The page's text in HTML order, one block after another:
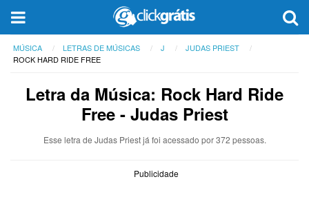
MÚSICA LETRAS DE MÚSICAS J
JUDAS PRIEST
ROCK HARD RIDE FREE
Letra da Música: Rock Hard Ride
Free - Judas Priest
Esse letra de Judas Priest já foi acessado por 372 pessoas.
Publicidade